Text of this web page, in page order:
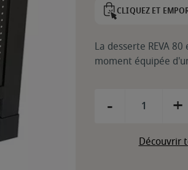
CLIQUEZ ET
La desserte REVA
moment équipée
- +
Découvrir